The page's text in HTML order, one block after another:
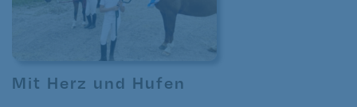
Mit Herz und Hufen